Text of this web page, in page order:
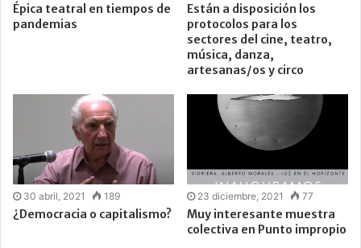
Épica teatral en tiempos de
pandemias
Están a disposición los
protocolos para los
sectores del cine, teatro,
música, danza,
artesanas/os y circo
30 abril, 2021 189
¿Democracia o capitalismo?
23 diciembre, 2021 77
Muy interesante muestra
colectiva en Punto impropio